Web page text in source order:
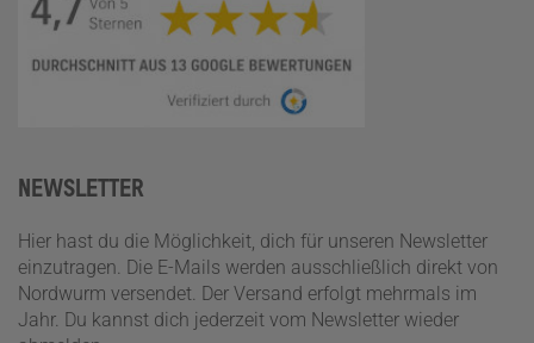
NEWSLETTER
Hier hast du die Möglichkeit, dich für unseren Newsletter
einzutragen. Die E-Mails werden ausschließlich direkt von
Nordwurm versendet. Der Versand erfolgt mehrmals im
Jahr. Du kannst dich jederzeit vom Newsletter wieder